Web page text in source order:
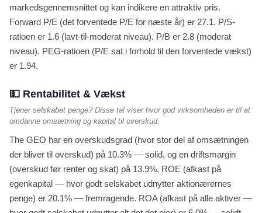
markedsgennemsnittet og kan indikere en attraktiv pris.
Forward P/E (det forventede P/E for næste år) er 27.1. P/S-
ratioen er 1.6 (lavt-til-moderat niveau). P/B er 2.8 (moderat
niveau). PEG-ratioen (P/E sat i forhold til den forventede vækst)
er 1.94.
💵 Rentabilitet & Vækst
Tjener selskabet penge? Disse tal viser hvor god virksomheden er til at
omdanne omsætning og kapital til overskud.
The GEO har en overskudsgrad (hvor stor del af omsætningen
der bliver til overskud) på 10.3% — solid, og en driftsmargin
(overskud før renter og skat) på 13.9%. ROE (afkast på
egenkapital — hvor godt selskabet udnytter aktionærernes
penge) er 20.1% — fremragende. ROA (afkast på alle aktiver —